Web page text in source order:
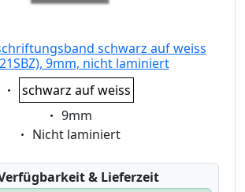
schwarz auf weiss
9mm, nicht laminiert
Eigenschaft:
schwarz auf weiss
Eigenschaft:
9mm
Eigenschaft:
Nicht laminiert
& Lieferzeit